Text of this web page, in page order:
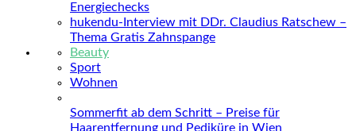
Energiechecks
hukendu-Interview mit DDr. Claudius Ratschew –
Thema Gratis Zahnspange
Beauty
Sport
Wohnen
Sommerfit ab dem Schritt – Preise für
Haarentfernung und Pediküre in Wien